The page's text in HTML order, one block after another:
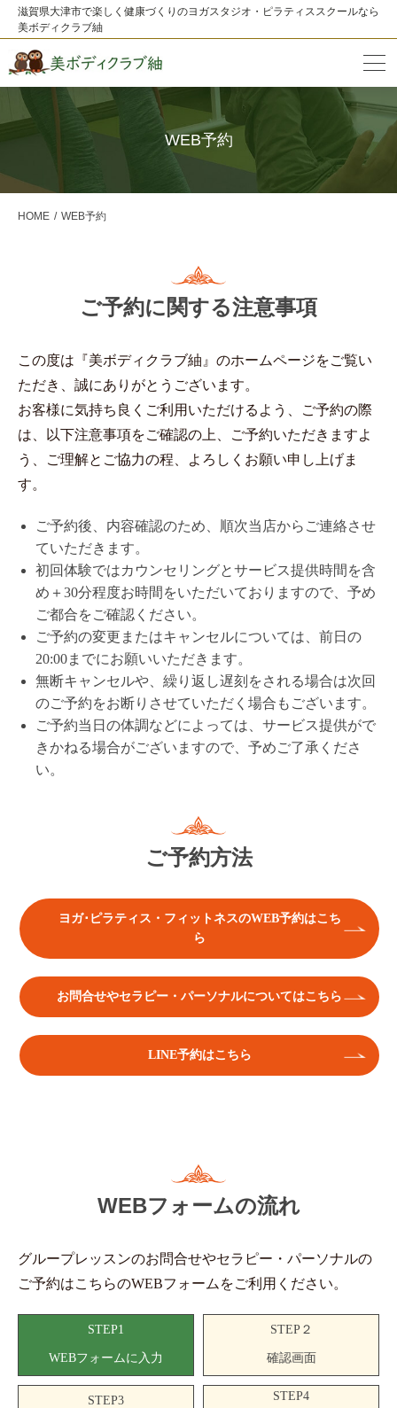
滋賀県大津市で楽しく健康づくりのヨガスタジオ・ピラティススクールなら
美ボディクラブ紬
WEB予約
HOME WEB予約
ご予約に関する注意事項
この度は『美ボディクラブ紬』のホームページをご覧い
ただき、誠にありがとうございます。
お客様に気持ち良くご利用いただけるよう、ご予約の際
は、以下注意事項をご確認の上、ご予約いただきますよ
う、ご理解とご協力の程、よろしくお願い申し上げま
す。
ご予約後、内容確認のため、順次当店からご連絡させ
ていただきます。
初回体験ではカウンセリングとサービス提供時間を含
め＋30分程度お時間をいただいておりますので、予め
ご都合をご確認ください。
ご予約の変更またはキャンセルについては、前日の
20:00までにお願いいただきます。
無断キャンセルや、繰り返し遅刻をされる場合は次回
のご予約をお断りさせていただく場合もございます。
ご予約当日の体調などによっては、サービス提供がで
きかねる場合がございますので、予めご了承くださ
い。
ご予約方法
ヨガ･ピラティス・フィットネスのWEB予約はこち
ら
お問合せやセラピー・パーソナルについてはこちら
LINE予約はこちら
WEBフォームの流れ
グループレッスンのお問合せやセラピー・パーソナルの
ご予約はこちらのWEBフォームをご利用ください。
STEP1
WEBフォームに入力
STEP２
確認画面
STEP3
STEP4